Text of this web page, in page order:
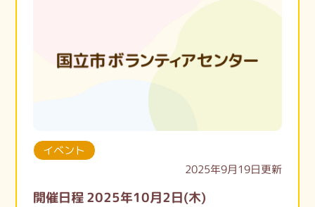
イベント
2025年9月19日更新
開催日程 2025年10月2日(木)